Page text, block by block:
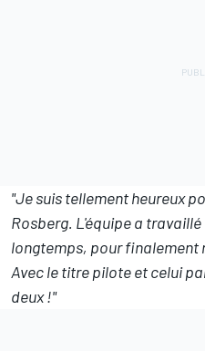
"Je suis tellement heureux
Rosberg. L'équipe a
longtemps, pour finalement
Avec le titre pilote et celui
deux !"